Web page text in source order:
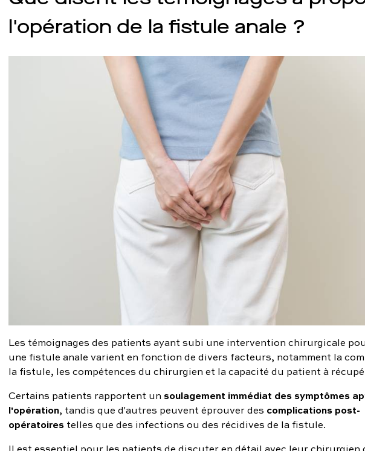
l'opération de la fistule anale ?
Les témoignages des patients ayant subi une intervention chirurgicale
une fistule anale varient en fonction de divers facteurs, notamment la
la fistule, les compétences du chirurgien et la capacité du patient à
Certains patients rapportent un soulagement immédiat des symptômes
l'opération, tandis que d'autres peuvent éprouver des complications post-
opératoires telles que des infections ou des récidives de la fistule.